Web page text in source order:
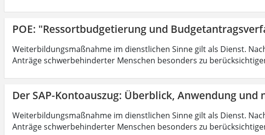
POE: "Ressortbudgetierung und
Weiterbildungsmaßnahme im dienstlichen Sinne gilt als Dienst.
Anträge schwerbehinderter Menschen besonders zu
Der SAP-Kontoauszug: Überblick, Anwendung
Weiterbildungsmaßnahme im dienstlichen Sinne gilt als Dienst.
Anträge schwerbehinderter Menschen besonders zu